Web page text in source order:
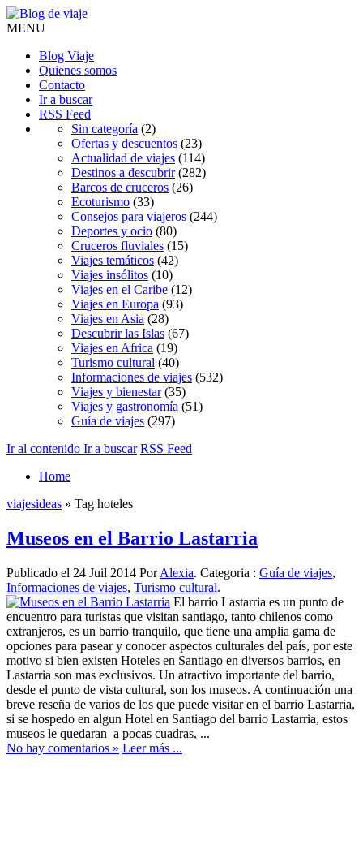
MENU
Blog Viaje
Quienes somos
Contacto
Ir a buscar
RSS Feed
Sin categoría (2)
Ofertas y descuentos (23)
Actualidad de viajes (114)
Destinos a descubrir(282)
Barcos de cruceros (26)
Ecoturismo (33)
Consejos para viajeros (244)
Deportes y ocio (80)
Cruceros fluviales (15)
Viajes temáticos (42)
Viajes insólitos (10)
Viajes en el Caribe (12)
Viajes en Europa (93)
Viajes en Asia (28)
Descubrir las Islas (67)
Viajes en Africa (19)
Turismo cultural (40)
Informaciones de viajes (532)
Viajes y bienestar(35)
Viajes y gastronomía (51)
Guía de viajes (297)
Ir al contenido Ir a buscar RSS Feed
Home
viajesideas » Tag hoteles
Museos en el Barrio Lastarria
Publicado el 24 Juil 2014 PorAlexia. Categoria : Guía de viajes,
Informaciones de viajes, Turismo cultural.
El barrio Lastarria es un punto de
encuentro para turistas que visitan santiago, tanto chilenos como
extranjeros, es un barrio tranquilo, que tiene una amplia gama de
opciones para pasear y conocer aspectos culturales del país, por este
motivo si bien existen Hoteles en Santiago en diversos barrios, en
Lastarria son mas exclusivos. Un atractivo importante del barrio,
desde el punto de vista cultural, son los museos. A continuación una
breve reseña de varios de los que puede visitar en el barrio Lastarria,
si se hospedo en algun Hotel en Santiago del barrio Lastarria, estos
museos le quedaran a pocas cuadras, ...
No hay comentarios » Leer más ...